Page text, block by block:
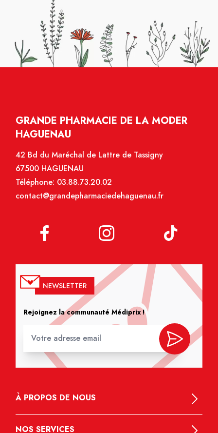
GRANDE PHARMACIE DE LA MODER
HAGUENAU
42 Bd du Maréchal de Lattre de Tassigny
67500 HAGUENAU
Téléphone: 03.88.73.20.02
contact@grandepharmaciedehaguenau.fr
NEWSLETTER
Rejoignez la communauté Médiprix !
À PROPOS DE NOUS
NOS SERVICES